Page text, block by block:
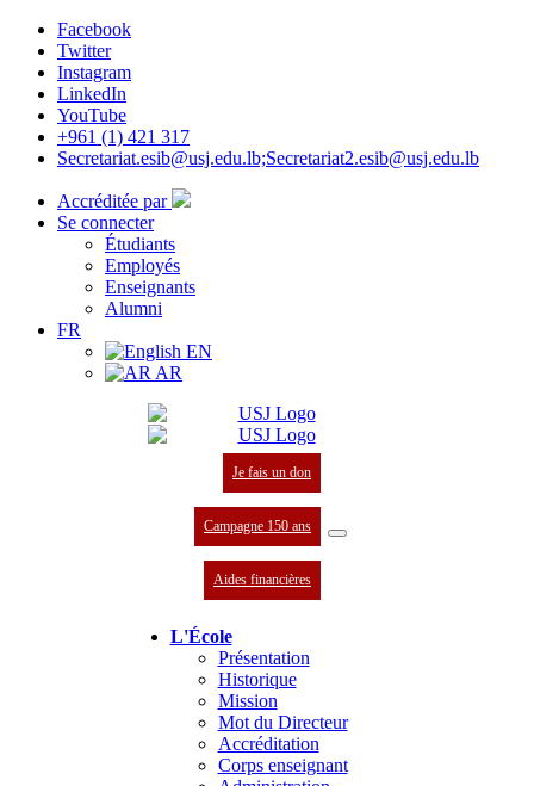
Facebook
Twitter
Instagram
LinkedIn
YouTube
+961 (1) 421 317
Secretariat.esib@usj.edu.lb;Secretariat2.esib@usj.edu.lb
Accréditée par
Se connecter
Étudiants
Employés
Enseignants
Alumni
FR
EN
AR
Je fais un don
Campagne 150 ans
Aides financières
L'École
Présentation
Historique
Mission
Mot du Directeur
Accréditation
Corps enseignant